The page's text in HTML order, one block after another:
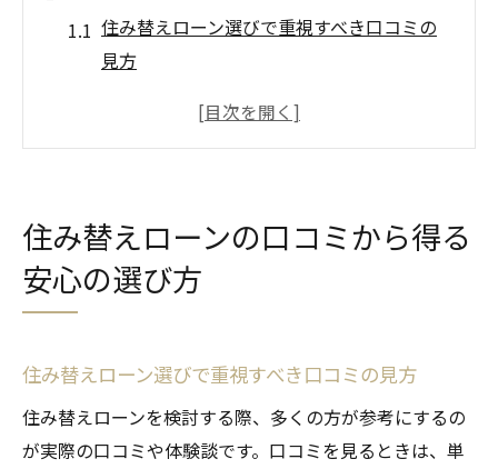
住み替えローン選びで重視すべき口コミの
見方
岡崎市の住宅ローン事情と住み替えローン
地元利用者が語る住み替えローンのメリッ
ト・デメリット
地元経験者の声で分かる住み替えローン活用術
住み替えローン活用者のリアルな相談体験
例
住み替えローンの口コミから得る
安心の選び方
住み替えローン選びで重視すべき口コミの見方
住み替えローンを検討する際、多くの方が参考にするの
が実際の口コミや体験談です。口コミを見るときは、単